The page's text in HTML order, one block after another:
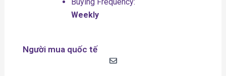
Weekly
Người mua quốc tế